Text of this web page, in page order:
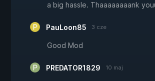
a big hassle. Thaaaaaaaank
PauLoon85 3 cze
Good Mod
PREDATOR1829 10 maj